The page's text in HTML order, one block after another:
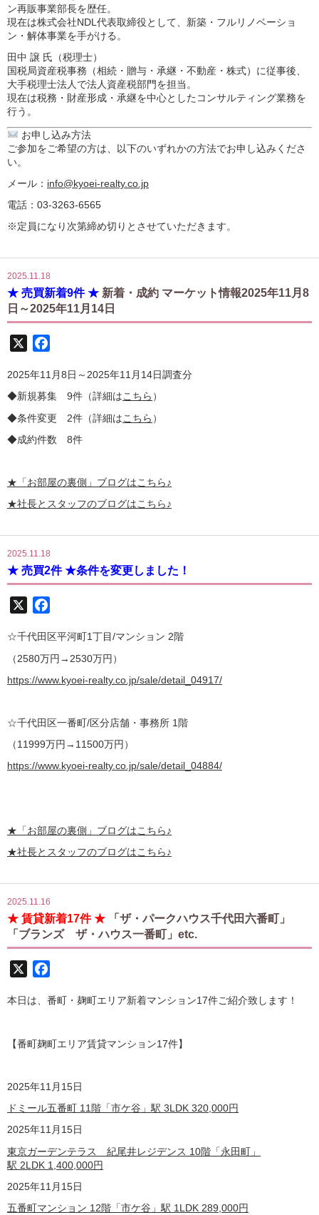
ン再販事業部長を歴任。
現在は株式会社NDL代表取締役として、新築・フルリノベーショ
ン・解体事業を手がける。
田中 譲 氏（税理士）
国税局資産税事務（相続・贈与・承継・不動産・株式）に従事後、
大手税理士法人で法人資産税部門を担当。
現在は税務・財産形成・承継を中心としたコンサルティング業務を
行う。
お申し込み方法
ご参加をご希望の方は、以下のいずれかの方法でお申し込みくださ
い。
メール： info@kyoei-realty.co.jp
電話：03-3263-6565
※定員になり次第締め切りとさせていただきます。
2025.11.18
★ 売買新着9件 ★ 新着・成約 マーケット情報2025年11月8
日～2025年11月14日
2025年11月8日～2025年11月14日調査分
◆新規募集 9件（詳細はこちら ）
◆条件変更 2件（詳細はこちら ）
◆成約件数 8件
★ 「お部屋の裏側」 ブログはこちら♪
★社長とスタッフのブログはこちら♪
2025.11.18
★ 売買2件 ★条件を変更しました！
☆千代田区平河町1丁目/マンション 2階
（2580万円→2530万円）
https://www.kyoei-realty.co.jp/sale/detail_04917/
☆千代田区一番町/区分店舗・事務所 1階
（11999万円→11500万円）
https://www.kyoei-realty.co.jp/sale/detail_04884/
★ 「お部屋の裏側」 ブログはこちら♪
★社長とスタッフのブログはこちら♪
2025.11.16
★ 賃貸新着17件 ★
「ザ・パークハウス千代田六番町」
「ブランズ ザ・ハウス一番町」etc.
本日は、番町・麹町エリア新着マンション17件ご紹介致します！
【番町麹町エリア賃貸マンション17件】
2025年11月15日
ドミール五番町 11階「市ケ谷」駅 3LDK 320,000円
2025年11月15日
東京ガーデンテラス 紀尾井レジデンス 10階「永田町」
駅 2LDK 1,400,000円
2025年11月15日
五番町マンション 12階「市ケ谷」駅 1LDK 289,000円